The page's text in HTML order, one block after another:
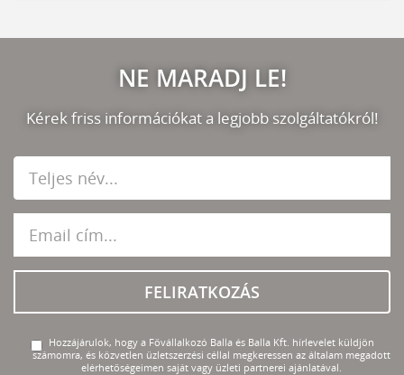
NE MARADJ LE!
Kérek friss információkat a legjobb szolgáltatókról!
FELIRATKOZÁS
Hozzájárulok, hogy a Fővállalkozó Balla és Balla Kft. hírlevelet küldjön
számomra, és közvetlen üzletszerzési céllal megkeressen az általam megadott
elérhetőségeimen saját vagy üzleti partnerei ajánlatával.